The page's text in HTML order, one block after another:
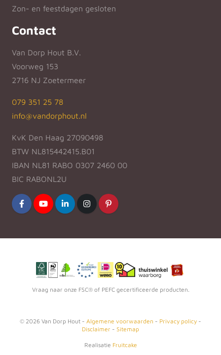
Zon- en feestdagen gesloten
Contact
Van Dorp Hout B.V.
Voorweg 153
2716 NJ Zoetermeer
079 351 25 78
info@vandorphout.nl
KvK Den Haag 27090498
BTW NL815442415.B01
IBAN NL81 RABO 0307 2460 00
BIC RABONL2U
Vraag naar onze FSC® of PEFC gecertificeerde producten.
© 2026 Van Dorp Hout - Algemene voorwaarden - Privacy policy -
Disclaimer - Sitemap
Realisatie Fruitcake